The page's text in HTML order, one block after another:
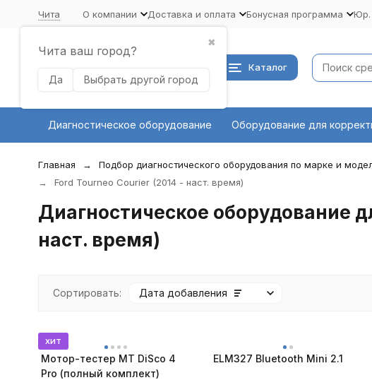
Чита
✖
Чита ваш город?
Да Выбрать другой город
О компании Доставка и оплата Бонусная программа Юр.
Каталог
Диагностическое оборудование Оборудование для
Главная Подбор диагностического оборудования по марке и
Ford Tourneo Courier (2014 - наст. время)
Диагностическое оборудование
наст. время)
Сортировать: Дата добавления
хит
Мотор-тестер MT DiSco 4
Pro (полный комплект)
ELM327 Bluetooth Mini 2.1